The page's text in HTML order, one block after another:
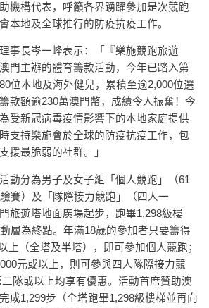
機構代表，呼籲各界踴躍參加是次競跑
本地及全球推行的防疫抗疫工作。
事長岑一峰表示：「『樂施競跑旅遊
門主辦的體育籌款活動，今年已踏入第
位本地及海外健兒，累積至逾2,000位選
款額逾230萬澳門幣，成績令人振奮！今
受新冠病毒疫情影響下的本地家庭提供
支持樂施會於全球的防疫抗疫工作，包
援最脆弱的社群。」
動分為男子及女子組「個人競跑」（61
賽）及「隊際接力競跑」（四人一
旅遊塔地面廣場起步，跑畢1,298級樓
層為終點。年滿18歲的參加者只要籌得
上（全塔及半塔），即可參加個人競跑；
元或以上，則可參與四人隊際接力競
隊或以上均享有優惠。活動首席贊助澳
成1,299步（全塔跑畢1,298級樓梯並再向